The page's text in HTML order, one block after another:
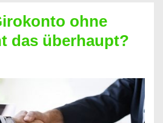
ohne
das überhaupt?